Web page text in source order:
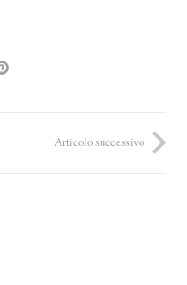
Articolo successivo